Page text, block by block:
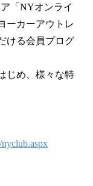
「NYオンライ
ーカーアウトレ
ける会員プログ
じめ、様々な特